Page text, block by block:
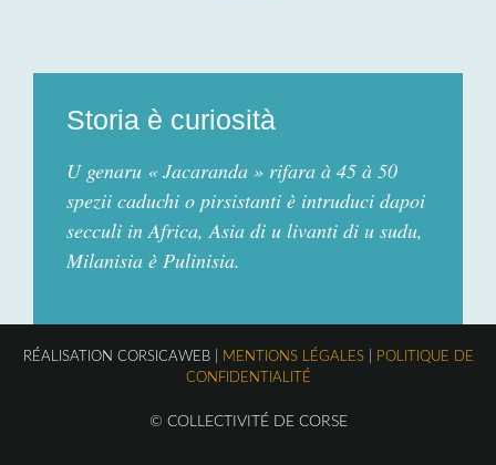
Storia è curiosità
U genaru « Jacaranda » rifara à 45 à 50
spezii caduchi o pirsistanti è intruduci dapoi
secculi in Africa, Asia di u livanti di u sudu,
Milanisia è Pulinisia.
RÉALISATION CORSICAWEB | MENTIONS LÉGALES|
POLITIQUE DE
CONFIDENTIALITÉ
© COLLECTIVITÉ DE CORSE